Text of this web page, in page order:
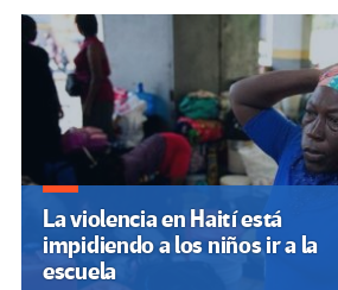
La violencia en Haití está
impidiendo a los niños ir a la
escuela